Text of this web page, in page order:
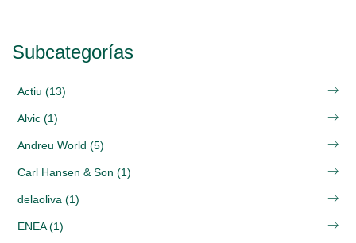
Subcategorías
Actiu (13)
Alvic (1)
Andreu World (5)
Carl Hansen & Son (1)
delaoliva (1)
ENEA (1)